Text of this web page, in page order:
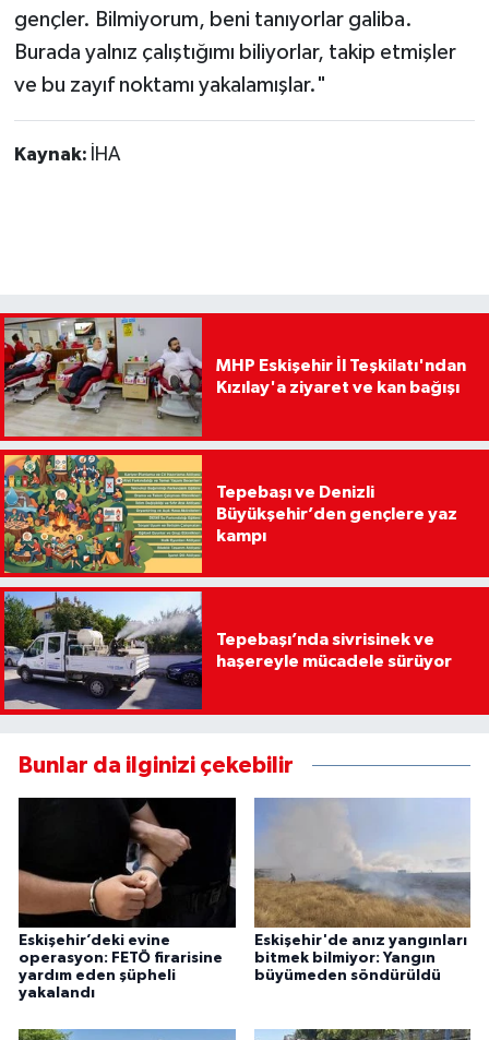
gençler. Bilmiyorum, beni tanıyorlar galiba.
Burada yalnız çalıştığımı biliyorlar, takip etmişler
ve bu zayıf noktamı yakalamışlar."
Kaynak: İHA
MHP Eskişehir İl Teşkilatı'ndan
Kızılay'a ziyaret ve kan bağışı
Tepebaşı ve Denizli
Büyükşehir’den gençlere yaz
kampı
Tepebaşı’nda sivrisinek ve
haşereyle mücadele sürüyor
Bunlar da ilginizi çekebilir
Eskişehir’deki evine
operasyon: FETÖ firarisine
yardım eden şüpheli
yakalandı
Eskişehir'de anız yangınları
bitmek bilmiyor: Yangın
büyümeden söndürüldü